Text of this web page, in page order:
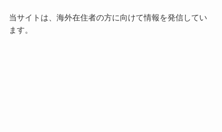
当サイトは、海外在住者の方に向けて情報を発信してい
ます。